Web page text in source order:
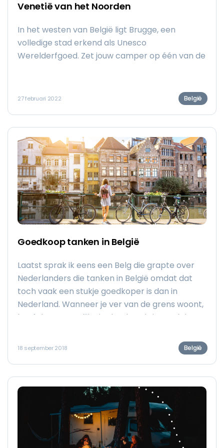
Venetië van het Noorden
In het westen van België ligt Brugge, een
volledige stad erkend als Unesco
Werelderfgoed. Zet jouw camper op één van de
het Begijnhof, volg de kronkelende Brugse reien,
waan je in de 15de eeuw op de binnenplaatsen
27 februari 2022 België
Goedkoop tanken in België
Laatst sprak ik eens een Belg die grapte over
Nederlanders die tanken in België omdat dat
toch vaak een stukje goedkoper is dan in
Nederland. Wanneer je ver van de grens woont,
heeft het natuurlijk niet heel veel zin. Toch kan
je op reis bent naar het zuiden. In deze blogs
18 september 2018 België